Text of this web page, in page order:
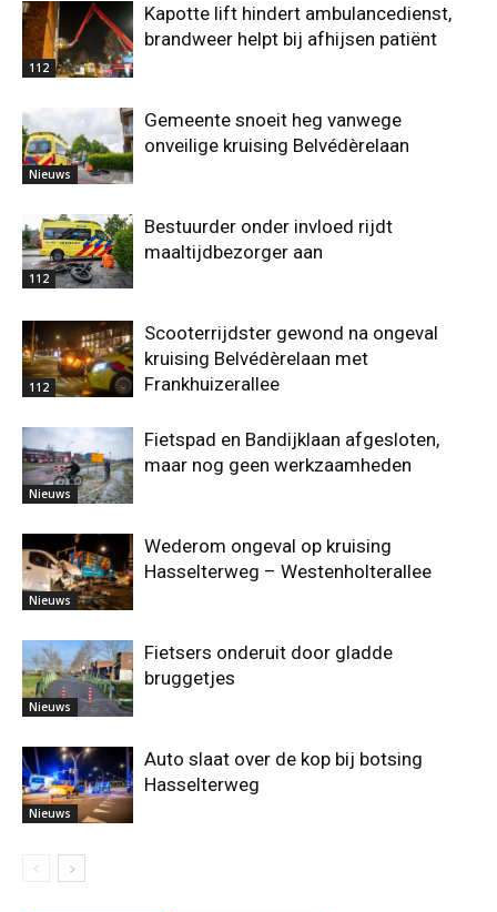
112
Kapotte lift hindert ambulancedienst,
brandweer helpt bij afhijsen patiënt
Nieuws
Gemeente snoeit heg vanwege
onveilige kruising Belvédèrelaan
112
Bestuurder onder invloed rijdt
maaltijdbezorger aan
112
Scooterrijdster gewond na ongeval
kruising Belvédèrelaan met
Frankhuizerallee
Nieuws
Fietspad en Bandijklaan afgesloten,
maar nog geen werkzaamheden
Nieuws
Wederom ongeval op kruising
Hasselterweg – Westenholterallee
Nieuws
Fietsers onderuit door gladde
bruggetjes
Nieuws
Auto slaat over de kop bij botsing
Hasselterweg